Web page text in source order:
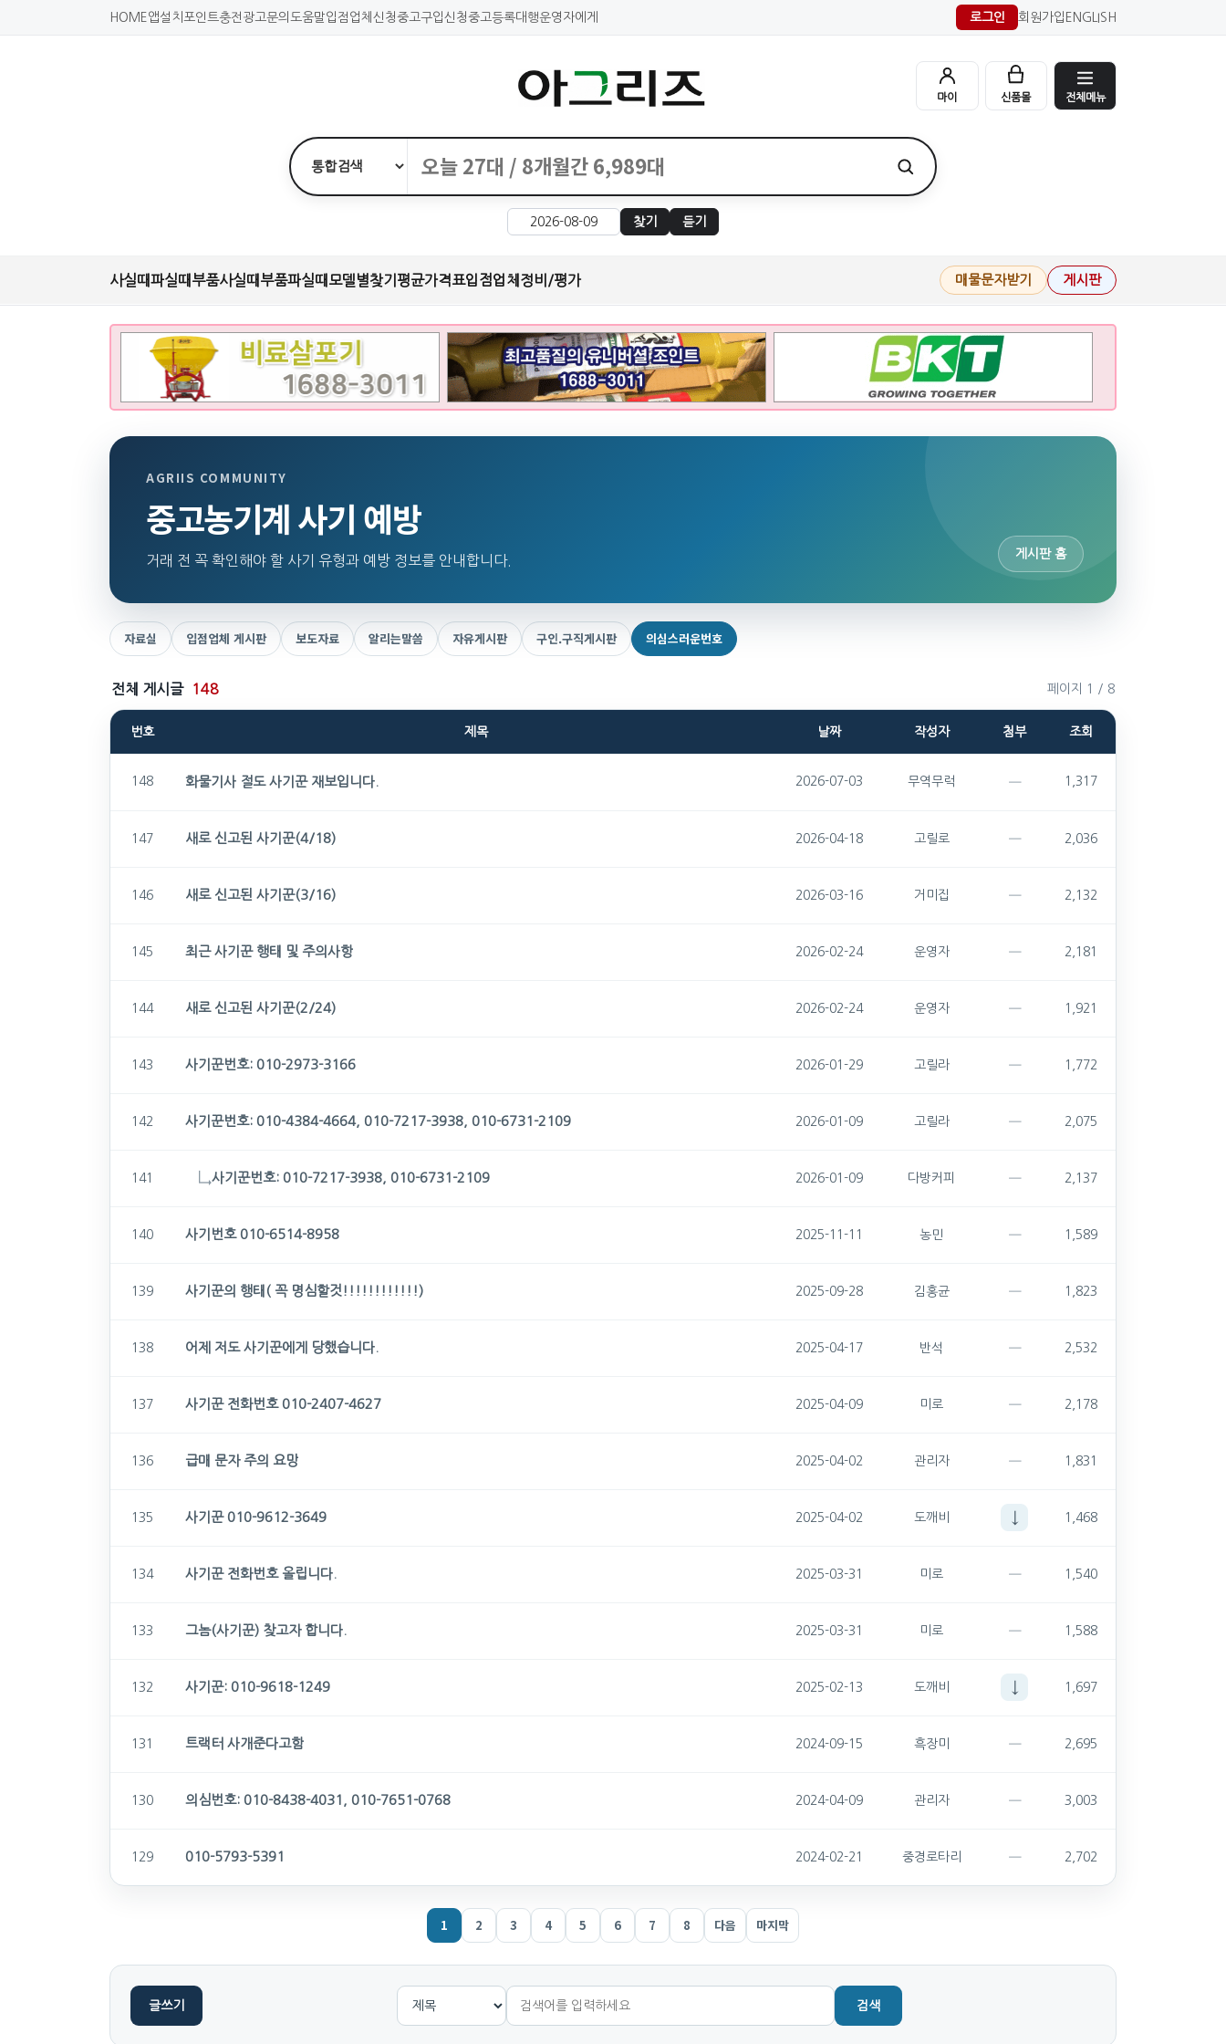
HOME 앱설치 포인트충전 광고문의 도움말입점업체신청중고구입신청중고등록대행운영자에게 로그인 회원가입 ENGLISH
찾기 듣기
마이 신품몰 전체메뉴
사실때파실때 부품사실때 부품파실때 모델별찾기 평균가격표입점업체 정비/평가 매물문자받기 게시판
AGRIIS COMMUNITY
중고농기계 사기 예방
거래 전 꼭 확인해야 할 사기 유형과 예방 정보를 안내합니다. 게시판 홈
자료실 입점업체 게시판 보도자료 알리는말씀 자유게시판 구인.구직게시판 의심스러운번호
전체 게시글 148 페이지 1 / 8
번호 제목 날짜 작성자 첨부 조회
148 화물기사 절도 사기꾼 재보입니다. 2026-07-03 무역무럭 — 1,317
147 새로 신고된 사기꾼(4/18) 2026-04-18 고릴로 — 2,036
146 새로 신고된 사기꾼(3/16) 2026-03-16 거미집 — 2,132
145 최근 사기꾼 행태 및 주의사항 2026-02-24 운영자 — 2,181
144 새로 신고된 사기꾼(2/24) 2026-02-24 운영자 — 1,921
143 사기꾼번호: 010-2973-3166 2026-01-29 고릴라 — 1,772
142 사기꾼번호: 010-4384-4664, 010-7217-3938, 010-6731-2109 2026-01-09 고릴라 — 2,075
141 ↳사기꾼번호: 010-7217-3938, 010-6731-2109 2026-01-09 다방커피 — 2,137
140 사기번호 010-6514-8958 2025-11-11 농민 — 1,589
139 사기꾼의 행태( 꼭 명심할것!!!!!!!!!!!!) 2025-09-28 김홍균 — 1,823
138 어제 저도 사기꾼에게 당했습니다. 2025-04-17 반석 — 2,532
137 사기꾼 전화번호 010-2407-4627 2025-04-09 미로 — 2,178
136 급매 문자 주의 요망 2025-04-02 관리자 — 1,831
135 사기꾼 010-9612-3649 2025-04-02 도깨비 1,468
134 사기꾼 전화번호 올립니다. 2025-03-31 미로 — 1,540
133 그놈(사기꾼) 찾고자 합니다. 2025-03-31 미로 — 1,588
132 사기꾼: 010-9618-1249 2025-02-13 도깨비 1,697
131 트랙터 사개준다고함 2024-09-15 흑장미 — 2,695
130 의심번호: 010-8438-4031, 010-7651-0768 2024-04-09 관리자 — 3,003
129 010-5793-5391 2024-02-21 중경로타리 — 2,702
1 2 3 4 5 6 7 8 다음 마지막
글쓰기 검색